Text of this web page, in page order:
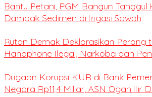
Bantu Petani, PGM Bangun Tanggul
Dampak Sedimen di Irigasi Sawah
Rutan Demak Deklarasikan Perang
Handphone Ilegal, Narkoba dan
Dugaan Korupsi KUR di Bank
Negara Rp11,4 Miliar, ASN Ogan Ilir